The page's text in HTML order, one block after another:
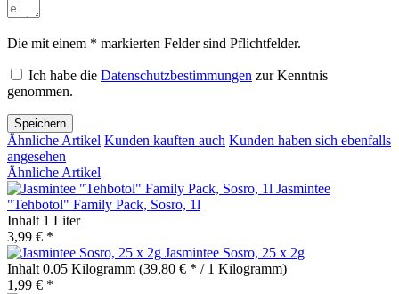
Die mit einem * markierten Felder sind Pflichtfelder.
Ich habe die Datenschutzbestimmungen zur Kenntnis
genommen.
Speichern
Ähnliche Artikel Kunden kauften auch Kunden haben sich ebenfalls
angesehen
Ähnliche Artikel
Jasmintee
"Tehbotol" Family Pack, Sosro, 1l
Inhalt 1 Liter
3,99 € *
Jasmintee Sosro, 25 x 2g
Inhalt 0.05 Kilogramm (39,80 € * / 1 Kilogramm)
1,99 € *